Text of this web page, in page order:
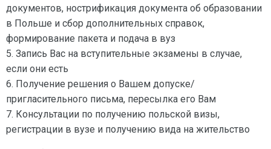
документов, нострификация документа об образовании
в Польше и сбор дополнительных справок,
формирование пакета и подача в вуз
5. Запись Вас на вступительные экзамены в случае,
если они есть
6. Получение решения о Вашем допуске/
пригласительного письма, пересылка его Вам
7. Консультации по получению польской визы,
регистрации в вузе и получению вида на жительство